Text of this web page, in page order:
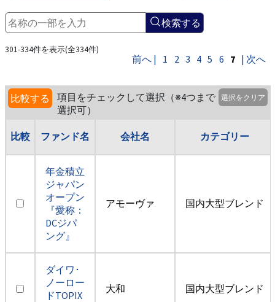
検索する
301-334件を表示(全334件)
前へ | 1 2 3 4 5 6 7 | 次へ
比較する
項目をチェックして選択（※4つまで
選択可）
選択をクリア
比較 ファンド名 会社名 カテゴリー
年金積立
ジャパン
オープン
『愛称：
DCジパ
ング』
アモーヴァ 国内大型ブレンド
ダイワ･
ノーロー
ドTOPIX
大和 国内大型ブレンド